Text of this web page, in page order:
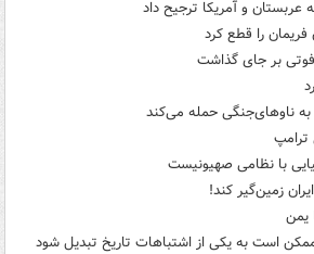
عربستان و آمریکا ترجیح داد
را قطع کرد
ترامپ
با نظامی صهیونیست
زمین‌گیر کند!
یمن
است به یکی از اشتباهات تاریخ تبدیل شود